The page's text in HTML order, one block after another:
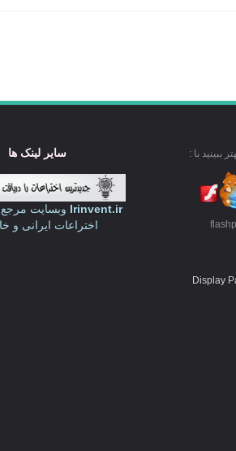
سایر لینک ها
Irinvent.ir وبسایت مرجع
اختراعات ایرانی و
ببینید با :